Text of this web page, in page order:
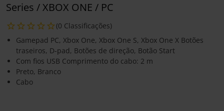
Series / XBOX ONE / PC
(0 Classificações)
Gamepad PC, Xbox One, Xbox One S, Xbox One X Botões
traseiros, D-pad, Botões de direção, Botão Start
Com fios USB Comprimento do cabo: 2 m
Preto, Branco
Cabo